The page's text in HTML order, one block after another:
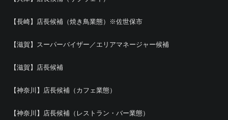
【長崎】店長候補（焼き鳥業態）※佐世保市
【滋賀】スーパーバイザー／エリアマネージャー候補
【滋賀】店長候補
【神奈川】店長候補（カフェ業態）
【神奈川】店長候補（レストラン・バー業態）